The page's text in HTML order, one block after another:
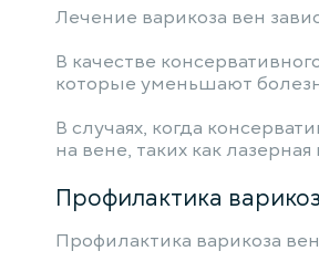
Лечение варикоза вен
В качестве
которые уменьшают
В случаях, когда
на вене, таких как
Профилактика
Профилактика варикоза